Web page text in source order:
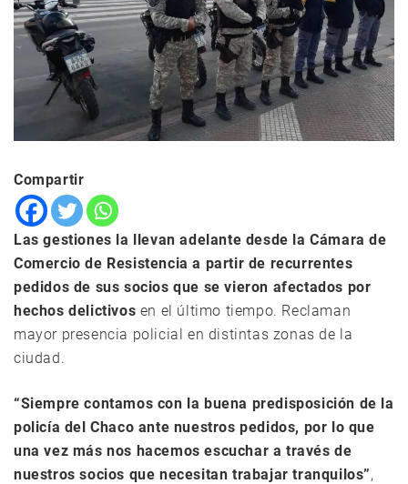
Compartir
Las gestiones la llevan adelante desde la Cámara de
Comercio de Resistencia a partir de recurrentes
pedidos de sus socios que se vieron afectados por
hechos delictivos en el último tiempo. Reclaman
mayor presencia policial en distintas zonas de la
ciudad.
“Siempre contamos con la buena predisposición de la
policía del Chaco ante nuestros pedidos, por lo que
una vez más nos hacemos escuchar a través de
nuestros socios que necesitan trabajar tranquilos”,